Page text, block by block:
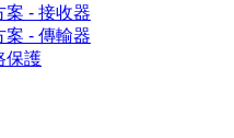
案 - 接收器
案 - 傳輸器
保護